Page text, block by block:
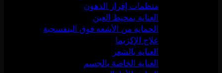
منظمات إفراز الدهون
العناية بمحيط العين
الحماية من الأشعة فوق البنفسجية
علاج الإكزيما
العناية بالشعر
العناية الخاصة بالجسم